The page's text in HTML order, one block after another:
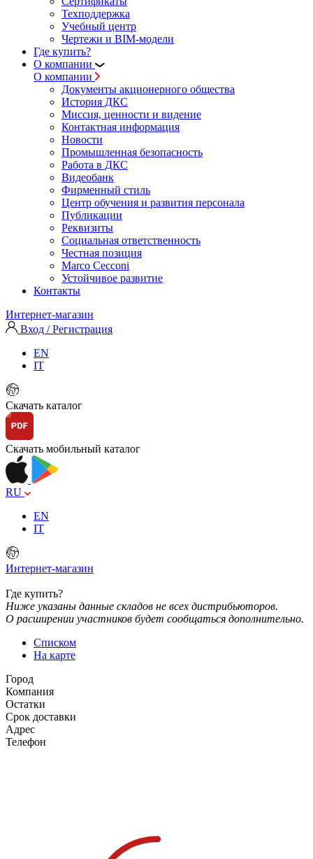
Техподдержка
Учебный центр
Чертежи и BIM-модели
Где купить?
О компании
О компании
Документы акционерного общества
История ДКС
Миссия, ценности и видение
Контактная информация
Новости
Промышленная безопасность
Работа в ДКС
Видеобанк
Фирменный стиль
Центр обучения и развития персонала
Публикации
Реквизиты
Социальная ответственность
Честная позиция
Marco Cecconi
Устойчивое развитие
Контакты
Интернет-магазин
Вход / Регистрация
EN
IT
Скачать каталог
Скачать мобильный каталог
RU
EN
IT
Интернет-магазин
Где купить?
Ниже указаны данные складов не всех дистрибьюторов.
О расширении участников будет сообщаться дополнительно.
Списком
На карте
Город
Компания
Остатки
Срок доставки
Адрес
Телефон